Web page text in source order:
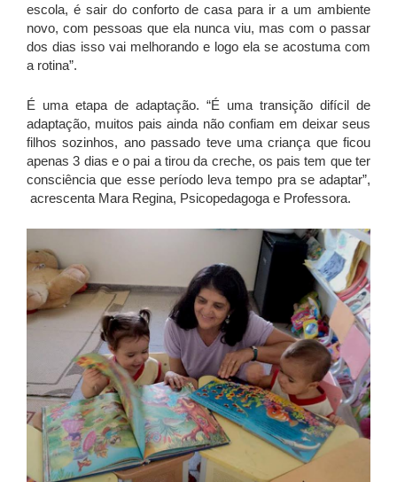
escola, é sair do conforto de casa para ir a um ambiente
novo, com pessoas que ela nunca viu, mas com o passar
dos dias isso vai melhorando e logo ela se acostuma com
a rotina”.
É uma etapa de adaptação. “É uma transição difícil de
adaptação, muitos pais ainda não confiam em deixar seus
filhos sozinhos, ano passado teve uma criança que ficou
apenas 3 dias e o pai a tirou da creche, os pais tem que ter
consciência que esse período leva tempo pra se adaptar”,
acrescenta Mara Regina, Psicopedagoga e Professora.